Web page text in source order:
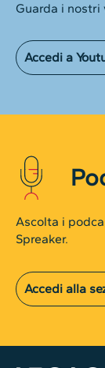
Guarda i nostri
Accedi a
Ascolta i
Spreaker.
Accedi alla